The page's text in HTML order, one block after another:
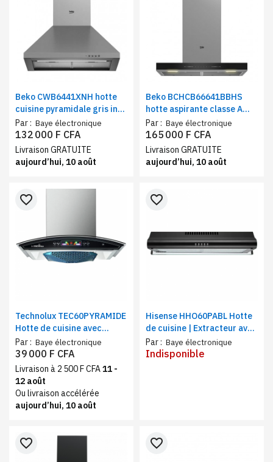
Beko CWB6441XNH hotte
cuisine pyramidale gris inox
avec éclairage LED – Hotte
aspirante encastrable 400
m³/h
Par : Baye électronique
132 000 F CFA
Livraison GRATUITE
aujourd’hui, 10 août
Beko BCHCB66641BBHS
hotte aspirante classe A
inox | Hotte cuisine
aspiration intensive 710
m³/h
Par : Baye électronique
165 000 F CFA
Livraison GRATUITE
aujourd’hui, 10 août
Technolux TEC60PYRAMIDE
Hotte de cuisine avec
sortie, 60 cm, Gris noir
Par : Baye électronique
favorite_border
39 000 F CFA
Livraison à 2 500 F CFA11 -
12 août
Ou livraison accélérée
aujourd’hui, 10 août
Hisense HHO60PABL Hotte
de cuisine | Extracteur avec
ventilateur d'échappement
à 3 vitesses | Capacité
Par : Baye électronique
favorite_border
Indisponible
favorite_border favorite_border